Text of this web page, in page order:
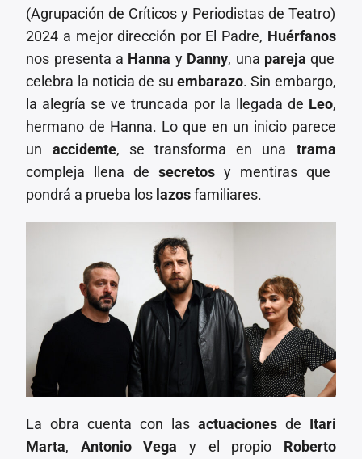
(Agrupación de Críticos y Periodistas de Teatro)
2024 a mejor dirección por El Padre, Huérfanos
nos presenta a Hanna y Danny, una pareja que
celebra la noticia de su embarazo. Sin embargo,
la alegría se ve truncada por la llegada de Leo,
hermano de Hanna. Lo que en un inicio parece
un accidente, se transforma en una trama
compleja llena desecretos y mentiras que
pondrá a prueba los lazosfamiliares.
La obra cuenta con las actuacionesde Itari
Marta, Antonio Vega y el propio Roberto